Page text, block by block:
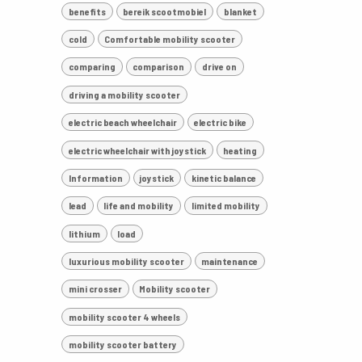
benefits bereik scootmobiel blanket
cold Comfortable mobility scooter
comparing comparison drive on
driving a mobility scooter
electric beach wheelchair electric bike
electric wheelchair with joystick heating
Information joystick kinetic balance
lead life and mobility limited mobility
lithium load
luxurious mobility scooter maintenance
mini crosser Mobility scooter
mobility scooter 4 wheels
mobility scooter battery